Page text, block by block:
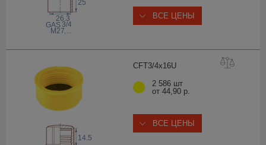
26.3
25
GAS 3/4
,...
M27
ВСЕ ЦЕНЫ
CFT3/4x16U
14.5
2 586 шт
от 44,90 р.
ВСЕ ЦЕНЫ